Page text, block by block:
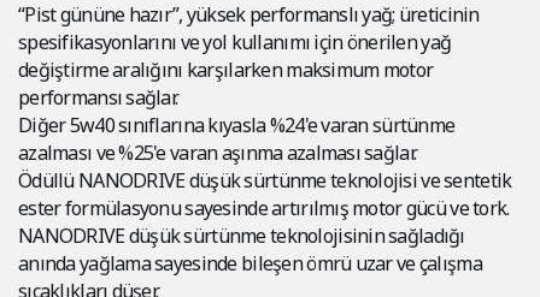
“Pist gününe hazır”, yüksek performanslı yağ; üreticinin
spesifikasyonlarını ve yol kullanımı için önerilen yağ
değiştirme aralığını karşılarken maksimum motor
performansı sağlar.
Diğer 5w40 sınıflarına kıyasla %24'e varan sürtünme
azalması ve %25'e varan aşınma azalması sağlar.
Ödüllü NANODRIVE düşük sürtünme teknolojisi ve sentetik
ester formülasyonu sayesinde artırılmış motor gücü ve tork.
NANODRIVE düşük sürtünme teknolojisinin sağladığı
anında yağlama sayesinde bileşen ömrü uzar ve çalışma
sıcaklıkları düşer.